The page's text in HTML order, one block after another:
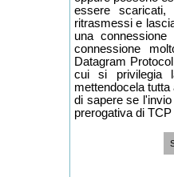
essere
ritrasmessi e
una
connessione
Datagram
cui si privilegia
mettendocela
di sapere se
prerogativa di